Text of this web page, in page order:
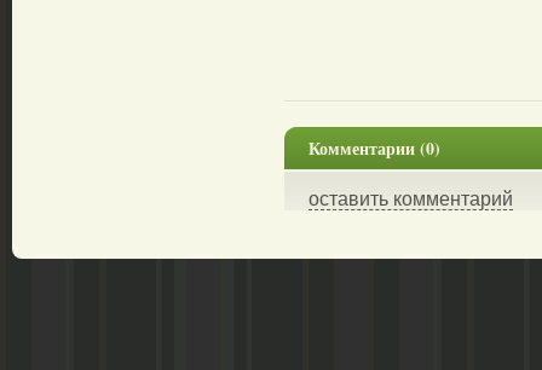
Комментарии (0)
оставить комментарий